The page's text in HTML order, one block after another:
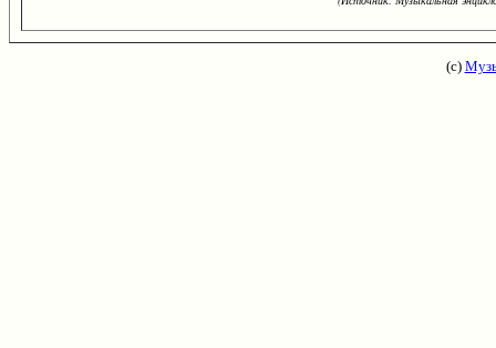
(с)